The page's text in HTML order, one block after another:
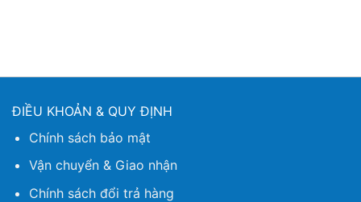
ĐIỀU KHOẢN & QUY ĐỊNH
Chính sách bảo mật
Vận chuyển & Giao nhận
Chính sách đổi trả hàng